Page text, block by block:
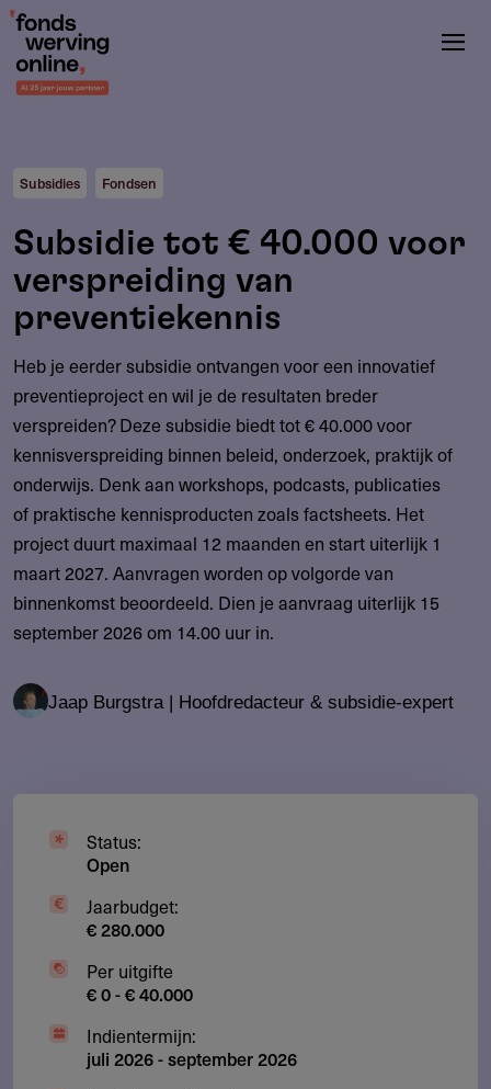
Overslaan
naar
de
Subsidies Fondsen
Subsidie tot € 40.000 voor
verspreiding van
preventiekennis
Heb je eerder subsidie ontvangen voor een innovatief
preventieproject en wil je de resultaten breder
verspreiden? Deze subsidie biedt tot € 40.000 voor
kennisverspreiding binnen beleid, onderzoek, praktijk of
onderwijs. Denk aan workshops, podcasts, publicaties
of praktische kennisproducten zoals factsheets. Het
project duurt maximaal 12 maanden en start uiterlijk 1
maart 2027. Aanvragen worden op volgorde van
binnenkomst beoordeeld. Dien je aanvraag uiterlijk 15
september 2026 om 14.00 uur in.
Jaap Burgstra | Hoofdredacteur & subsidie-expert
Status:
Open
Jaarbudget:
€ 280.000
Per uitgifte
€ 0 - € 40.000
Indientermijn:
juli 2026-september 2026